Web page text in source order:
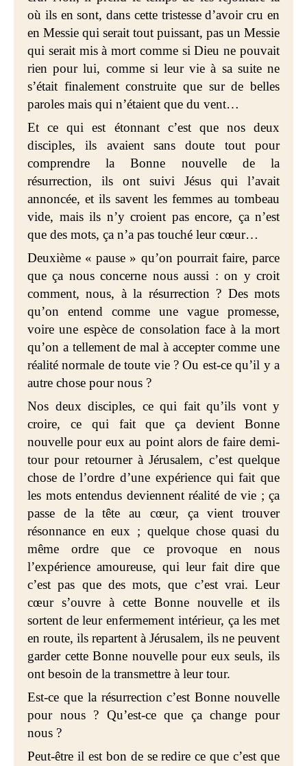
où ils en sont, dans cette tristesse d’avoir cru en
en Messie qui serait tout puissant, pas un Messie
qui serait mis à mort comme si Dieu ne pouvait
rien pour lui, comme si leur vie à sa suite ne
s’était finalement construite que sur de belles
paroles mais qui n’étaient que du vent…
Et ce qui est étonnant c’est que nos deux
disciples, ils avaient sans doute tout pour
comprendre la Bonne nouvelle de la
résurrection, ils ont suivi Jésus qui l’avait
annoncée, et ils savent les femmes au tombeau
vide, mais ils n’y croient pas encore, ça n’est
que des mots, ça n’a pas touché leur cœur…
Deuxième « pause » qu’on pourrait faire, parce
que ça nous concerne nous aussi : on y croit
comment, nous, à la résurrection ? Des mots
qu’on entend comme une vague promesse,
voire une espèce de consolation face à la mort
qu’on a tellement de mal à accepter comme une
réalité normale de toute vie ? Ou est-ce qu’il y a
autre chose pour nous ?
Nos deux disciples, ce qui fait qu’ils vont y
croire, ce qui fait que ça devient Bonne
nouvelle pour eux au point alors de faire demi-
tour pour retourner à Jérusalem, c’est quelque
chose de l’ordre d’une expérience qui fait que
les mots entendus deviennent réalité de vie ; ça
passe de la tête au cœur, ça vient trouver
résonnance en eux ; quelque chose quasi du
même ordre que ce provoque en nous
l’expérience amoureuse, qui leur fait dire que
c’est pas que des mots, que c’est vrai. Leur
cœur s’ouvre à cette Bonne nouvelle et ils
sortent de leur enfermement intérieur, ça les met
en route, ils repartent à Jérusalem, ils ne peuvent
garder cette Bonne nouvelle pour eux seuls, ils
ont besoin de la transmettre à leur tour.
Est-ce que la résurrection c’est Bonne nouvelle
pour nous ? Qu’est-ce que ça change pour
nous ?
Peut-être il est bon de se redire ce que c’est que